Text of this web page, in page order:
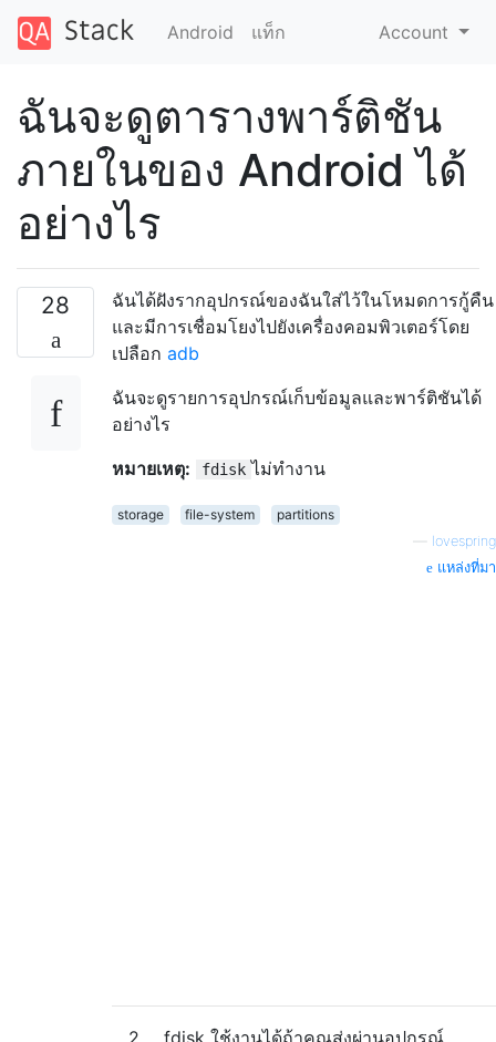
Android แท็ก Account
ฉันจะดูตารางพาร์ติชัน
ภายในของ Android ได้
อย่างไร
28
ฉันได้ฝังรากอุปกรณ์ของฉันใส่ไว้ในโหมดการกู้คืน
และมีการเชื่อมโยงไปยังเครื่องคอมพิวเตอร์โดย
เปลือก adb
ฉันจะดูรายการอุปกรณ์เก็บข้อมูลและพาร์ติชันได้
อย่างไร
หมายเหตุ:
fdisk ไม่ทำงาน
storage file-system
partitions
lovespring
แหล่งที่มา
2
fdisk ใช้งานได้ถ้าคุณส่งผ่านอุปกรณ์